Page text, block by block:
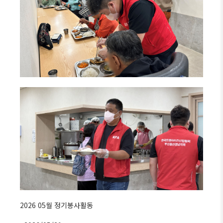
2026 05월 정기봉사활동